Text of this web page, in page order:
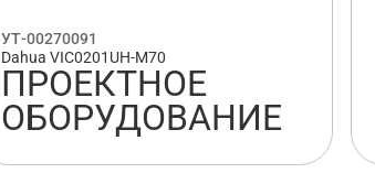
УТ-00270091
Dahua VIC0201UH-M70
ПРОЕКТНОЕ
ОБОРУДОВАНИЕ